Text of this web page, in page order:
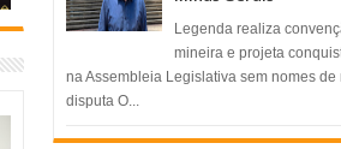
Legenda realiza
mineira e projeta
na Assembleia Legislativa sem nomes de
disputa O...